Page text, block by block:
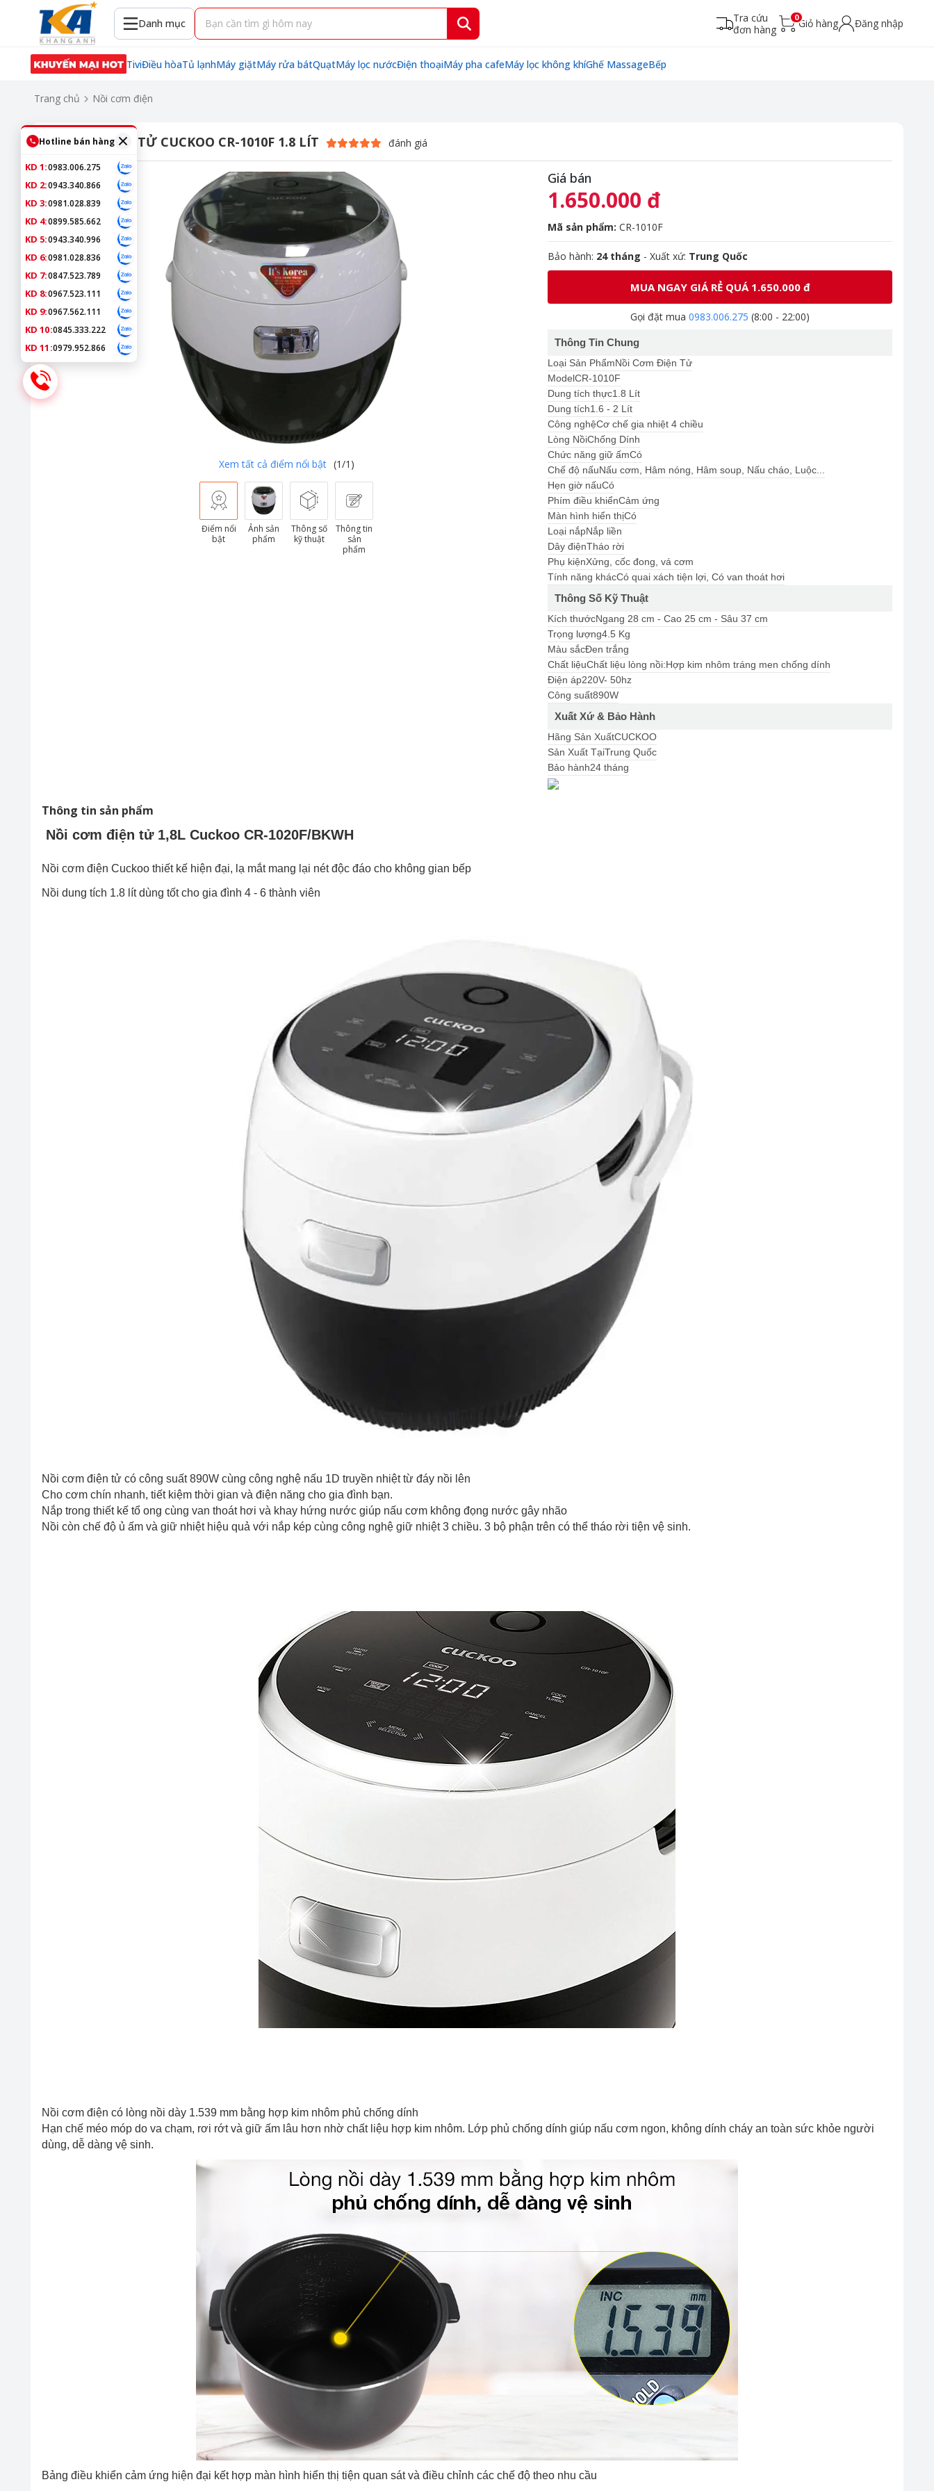
Danh mục
Tra cứu
đơn hàng
0Giỏ hàng Đăng nhập
TiviĐiều hòaTủ lạnhMáy giặtMáy rửa bátQuạtMáy lọc nướcĐiện thoạiMáy pha cafeMáy lọc không khíGhế MassageBếp
Trang chủ Nồi cơm điện
NỒI CƠM ĐIỆN TỬ CUCKOO CR-1010F 1.8 LÍT đánh giá
Xem tất cả điểm nổi bật (1/1)
Điểm nổi
bật
Ảnh sản
phẩm
Thông số
kỹ thuật
Thông tin
sản
phẩm
Giá bán
1.650.000 đ
Mã sản phẩm: CR-1010F
Bảo hành: 24 tháng - Xuất xứ: Trung Quốc
MUA NGAY GIÁ RẺ QUÁ 1.650.000 đ
Gọi đặt mua 0983.006.275 (8:00 - 22:00)
Thông Tin Chung
Loại Sản PhẩmNồi Cơm Điện Tử
ModelCR-1010F
Dung tích thực1.8 Lít
Dung tích1.6 - 2 Lít
Công nghệCơ chế gia nhiệt 4 chiều
Lòng NồiChống Dính
Chức năng giữ ấmCó
Chế độ nấuNấu cơm, Hâm nóng, Hâm soup, Nấu cháo, Luộc...
Hẹn giờ nấuCó
Phím điều khiểnCảm ứng
Màn hình hiển thịCó
Loại nắpNắp liền
Dây điệnTháo rời
Phụ kiệnXửng, cốc đong, vá cơm
Tính năng khácCó quai xách tiện lợi, Có van thoát hơi
Thông Số Kỹ Thuật
Kích thướcNgang 28 cm - Cao 25 cm - Sâu 37 cm
Trọng lượng4.5 Kg
Màu sắcĐen trắng
Chất liệuChất liệu lòng nồi:Hợp kim nhôm tráng men chống dính
Điện áp220V- 50hz
Công suất890W
Xuất Xứ & Bảo Hành
Hãng Sản XuấtCUCKOO
Sản Xuất TạiTrung Quốc
Bảo hành24 tháng
Thông tin sản phẩm
Nồi cơm điện tử 1,8L Cuckoo CR-1020F/BKWH
Nồi cơm điện Cuckoo thiết kế hiện đại, lạ mắt mang lại nét độc đáo cho không gian bếp
Nồi dung tích 1.8 lít dùng tốt cho gia đình 4 - 6 thành viên
Nồi cơm điện tử có công suất 890W cùng công nghệ nấu 1D truyền nhiệt từ đáy nồi lên
Cho cơm chín nhanh, tiết kiệm thời gian và điện năng cho gia đình bạn.
Nắp trong thiết kế tổ ong cùng van thoát hơi và khay hứng nước giúp nấu cơm không đọng nước gây nhão
Nồi còn chế độ ủ ấm và giữ nhiệt hiệu quả với nắp kép cùng công nghệ giữ nhiệt 3 chiều. 3 bộ phận trên có thể tháo rời tiện vệ sinh.
Nồi cơm điện có lòng nồi dày 1.539 mm bằng hợp kim nhôm phủ chống dính
Hạn chế méo móp do va chạm, rơi rớt và giữ ấm lâu hơn nhờ chất liệu hợp kim nhôm. Lớp phủ chống dính giúp nấu cơm ngon, không dính cháy an toàn sức khỏe người
dùng, dễ dàng vệ sinh.
Bảng điều khiển cảm ứng hiện đại kết hợp màn hình hiển thị tiện quan sát và điều chỉnh các chế độ theo nhu cầu
Hotline bán hàng
KD 1:0983.006.275
KD 2:0943.340.866
KD 3:0981.028.839
KD 4:0899.585.662
KD 5:0943.340.996
KD 6:0981.028.836
KD 7:0847.523.789
KD 8:0967.523.111
KD 9:0967.562.111
KD 10:0845.333.222
KD 11:0979.952.866